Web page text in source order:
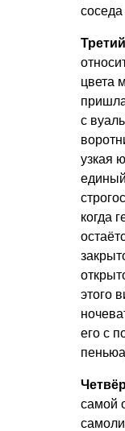
цвета
с
узкая
когда
этого
его с
самой